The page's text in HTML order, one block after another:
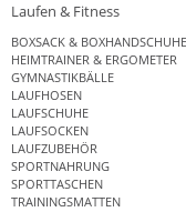
Laufen & Fitness
BOXSACK & BOXHANDSCHUHE
HEIMTRAINER & ERGOMETER
GYMNASTIKBÄLLE
LAUFHOSEN
LAUFSCHUHE
LAUFSOCKEN
LAUFZUBEHÖR
SPORTNAHRUNG
SPORTTASCHEN
TRAININGSMATTEN